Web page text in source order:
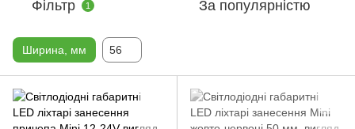
Фільтр 1 За популярністю
Ширина, мм 56